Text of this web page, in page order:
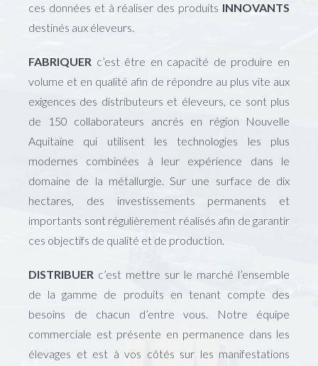
ces données et à réaliser des produits INNOVANTS
destinés aux éleveurs.
FABRIQUER c’est être en capacité de produire en
volume et en qualité afin de répondre au plus vite aux
exigences des distributeurs et éleveurs, ce sont plus
de 150 collaborateurs ancrés en région Nouvelle
Aquitaine qui utilisent les technologies les plus
modernes combinées à leur expérience dans le
domaine de la métallurgie. Sur une surface de dix
hectares, des investissements permanents et
importants sont régulièrement réalisés afin de garantir
ces objectifs de qualité et de production.
DISTRIBUER c’est mettre sur le marché l’ensemble
de la gamme de produits en tenant compte des
besoins de chacun d’entre vous. Notre équipe
commerciale est présente en permanence dans les
élevages et est à vos côtés sur les manifestations